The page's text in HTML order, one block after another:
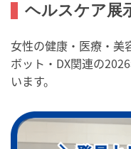
ヘルスケア展
女性の健康・医療・美
ボット・DX関連の
います。